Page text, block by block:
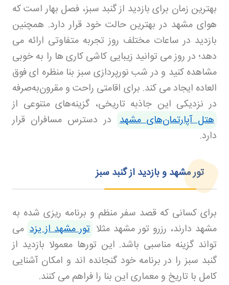
بهترین زمان برای بازدید از گنبد سبز، فصل بهار است که
هوای مشهد در بهترین حالت خود قرار دارد. همچنین
بازدید در ساعات مختلف روز تجربه متفاوتی ارائه می
دهد؛ در روز می توانید زیبایی کاشی کاری ها را به خوبی
مشاهده کنید و در شب نورپردازی سبز بنا منظره ای فوق
العاده ایجاد می کند. برای اقامتی راحت و مقرون‌به‌صرفه
در نزدیکی این جاذبه تاریخی، گزینه‌های متنوعی از
هتل آپارتمان‌های مشهد در دسترس مسافران قرار
دارد.
تور مشهد و بازدید از گنبد سبز
برای کسانی که قصد سفر منظم و برنامه ریزی شده به
مشهد دارند، رزرو تور مشهد مثلا تور مشهد از یزد می
تواند گزینه مناسبی باشد. این تورها معمولا بازدید از
گنبد سبز را در برنامه خود گنجانده اند و امکان آشنایی
کامل با تاریخ و معماری این بنا را فراهم می کنند.